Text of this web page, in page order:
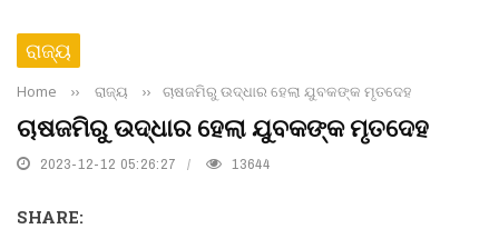
ରାଜ୍ୟ
Home ›› ରାଜ୍ୟ ›› ଚାଷଜମିରୁ ଉଦ୍ଧାର ହେଲା ଯୁବକଙ୍କ ମୃତଦେହ
ଚାଷଜମିରୁ ଉଦ୍ଧାର ହେଲା ଯୁବକଙ୍କ ମୃତଦେହ
2023-12-12 05:26:27 13644
SHARE: